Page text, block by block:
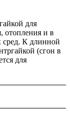
для
отопления и в
сред. К длинной
(сгон в
для